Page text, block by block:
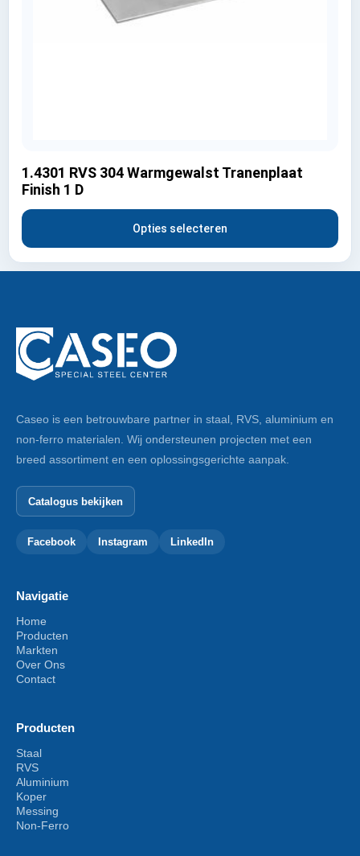
1.4301 RVS 304 Warmgewalst Tranenplaat
Finish 1 D
Opties selecteren
Caseo is een betrouwbare partner in staal, RVS, aluminium en
non-ferro materialen. Wij ondersteunen projecten met een
breed assortiment en een oplossingsgerichte aanpak.
Catalogus bekijken
Facebook Instagram LinkedIn
Navigatie
Home
Producten
Markten
Over Ons
Contact
Producten
Staal
RVS
Aluminium
Koper
Messing
Non-Ferro